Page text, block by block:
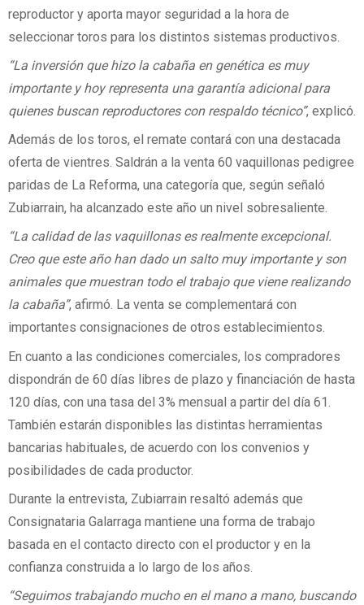
reproductor y aporta mayor seguridad a la hora de
seleccionar toros para los distintos sistemas productivos.
“La inversión que hizo la cabaña en genética es muy
importante y hoy representa una garantía adicional para
quienes buscan reproductores con respaldo técnico”, explicó.
Además de los toros, el remate contará con una destacada
oferta de vientres. Saldrán a la venta 60 vaquillonas pedigree
paridas de La Reforma, una categoría que, según señaló
Zubiarrain, ha alcanzado este año un nivel sobresaliente.
“La calidad de las vaquillonas es realmente excepcional.
Creo que este año han dado un salto muy importante y son
animales que muestran todo el trabajo que viene realizando
la cabaña”, afirmó. La venta se complementará con
importantes consignaciones de otros establecimientos.
En cuanto a las condiciones comerciales, los compradores
dispondrán de 60 días libres de plazo y financiación de hasta
120 días, con una tasa del 3% mensual a partir del día 61.
También estarán disponibles las distintas herramientas
bancarias habituales, de acuerdo con los convenios y
posibilidades de cada productor.
Durante la entrevista, Zubiarrain resaltó además que
Consignataria Galarraga mantiene una forma de trabajo
basada en el contacto directo con el productor y en la
confianza construida a lo largo de los años.
“Seguimos trabajando mucho en el mano a mano, buscando